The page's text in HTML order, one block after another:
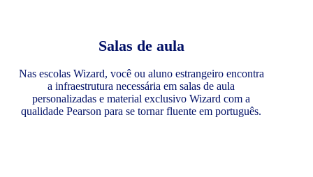
Salas de aula
Nas escolas Wizard, você ou aluno estrangeiro encontra
a infraestrutura necessária em salas de aula
personalizadas e material exclusivo Wizard com a
qualidade Pearson para se tornar fluente em português.